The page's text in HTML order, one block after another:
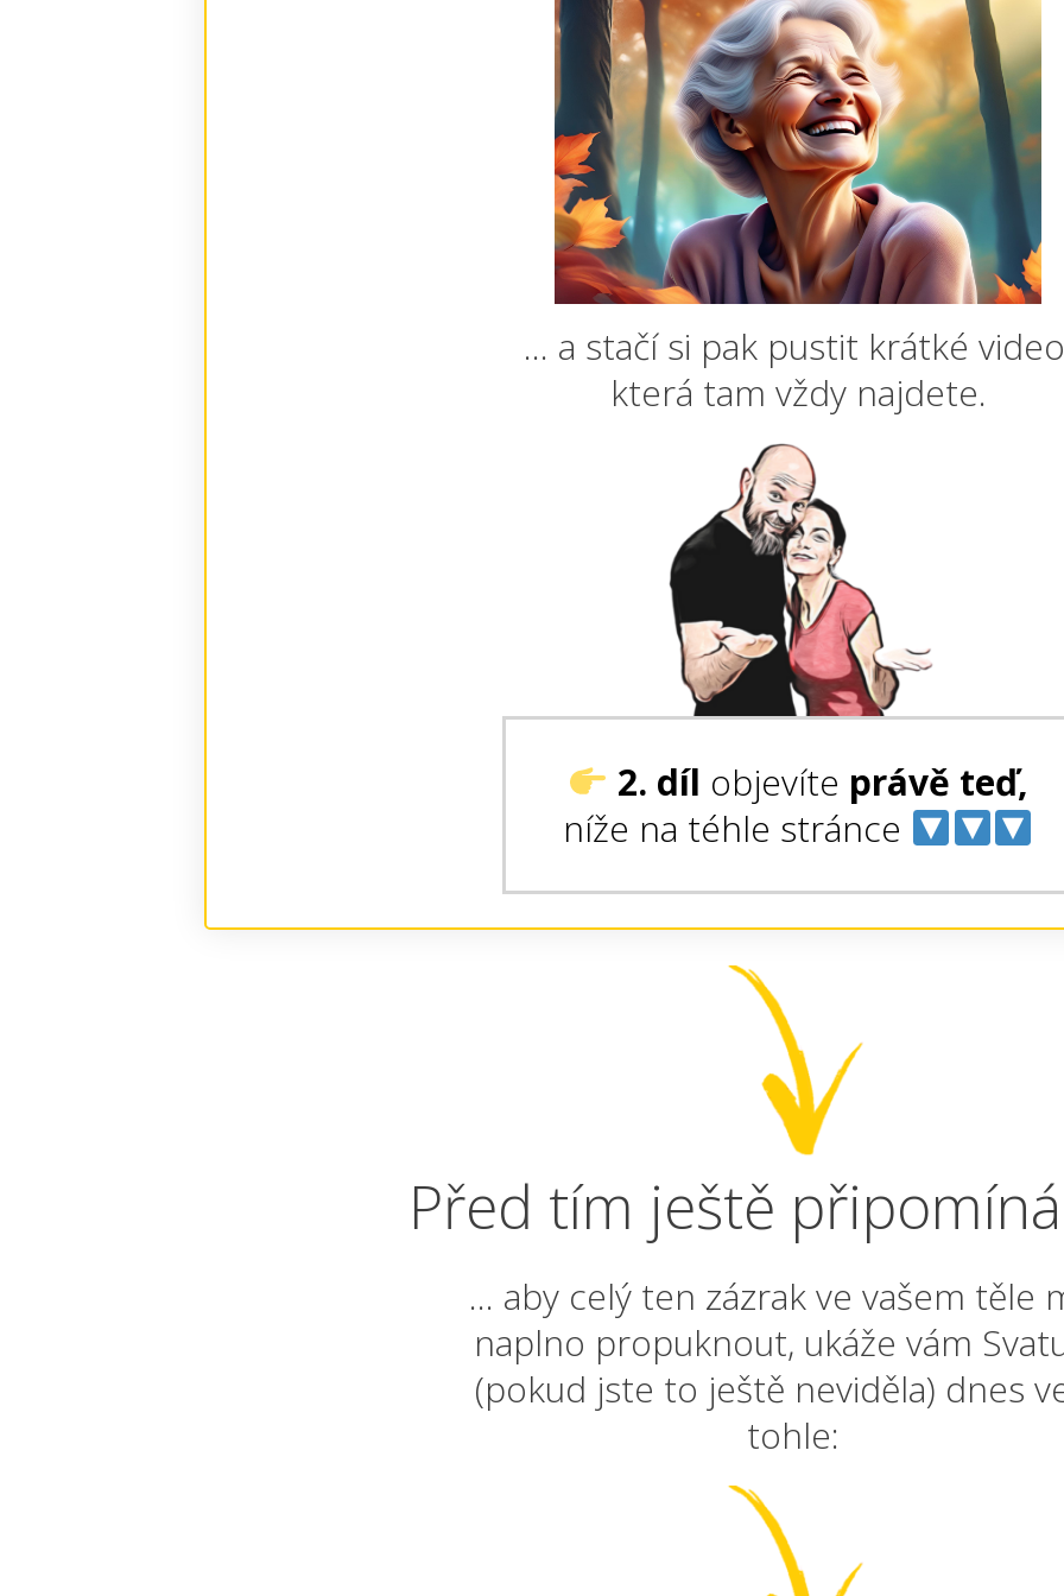
... a stačí si pak pustit krátké
která tam vždy najdete.
2. díl objevíte právě teď,
níže na téhle stránce
Před tím ještě
... aby celý ten zázrak ve vašem těle
naplno propuknout, ukáže vám
(pokud jste to ještě neviděla) dnes
tohle: